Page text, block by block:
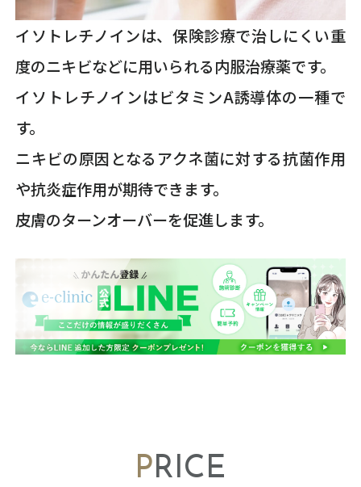
イソトレチノインは、保険診療で治しにくい重
度のニキビなどに用いられる内服治療薬です。
イソトレチノインはビタミンA誘導体の一種で
す。
ニキビの原因となるアクネ菌に対する抗菌作用
や抗炎症作用が期待できます。
皮膚のターンオーバーを促進します。
PRICE